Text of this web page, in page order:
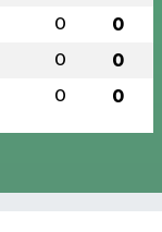
0 0
0 0
0 0